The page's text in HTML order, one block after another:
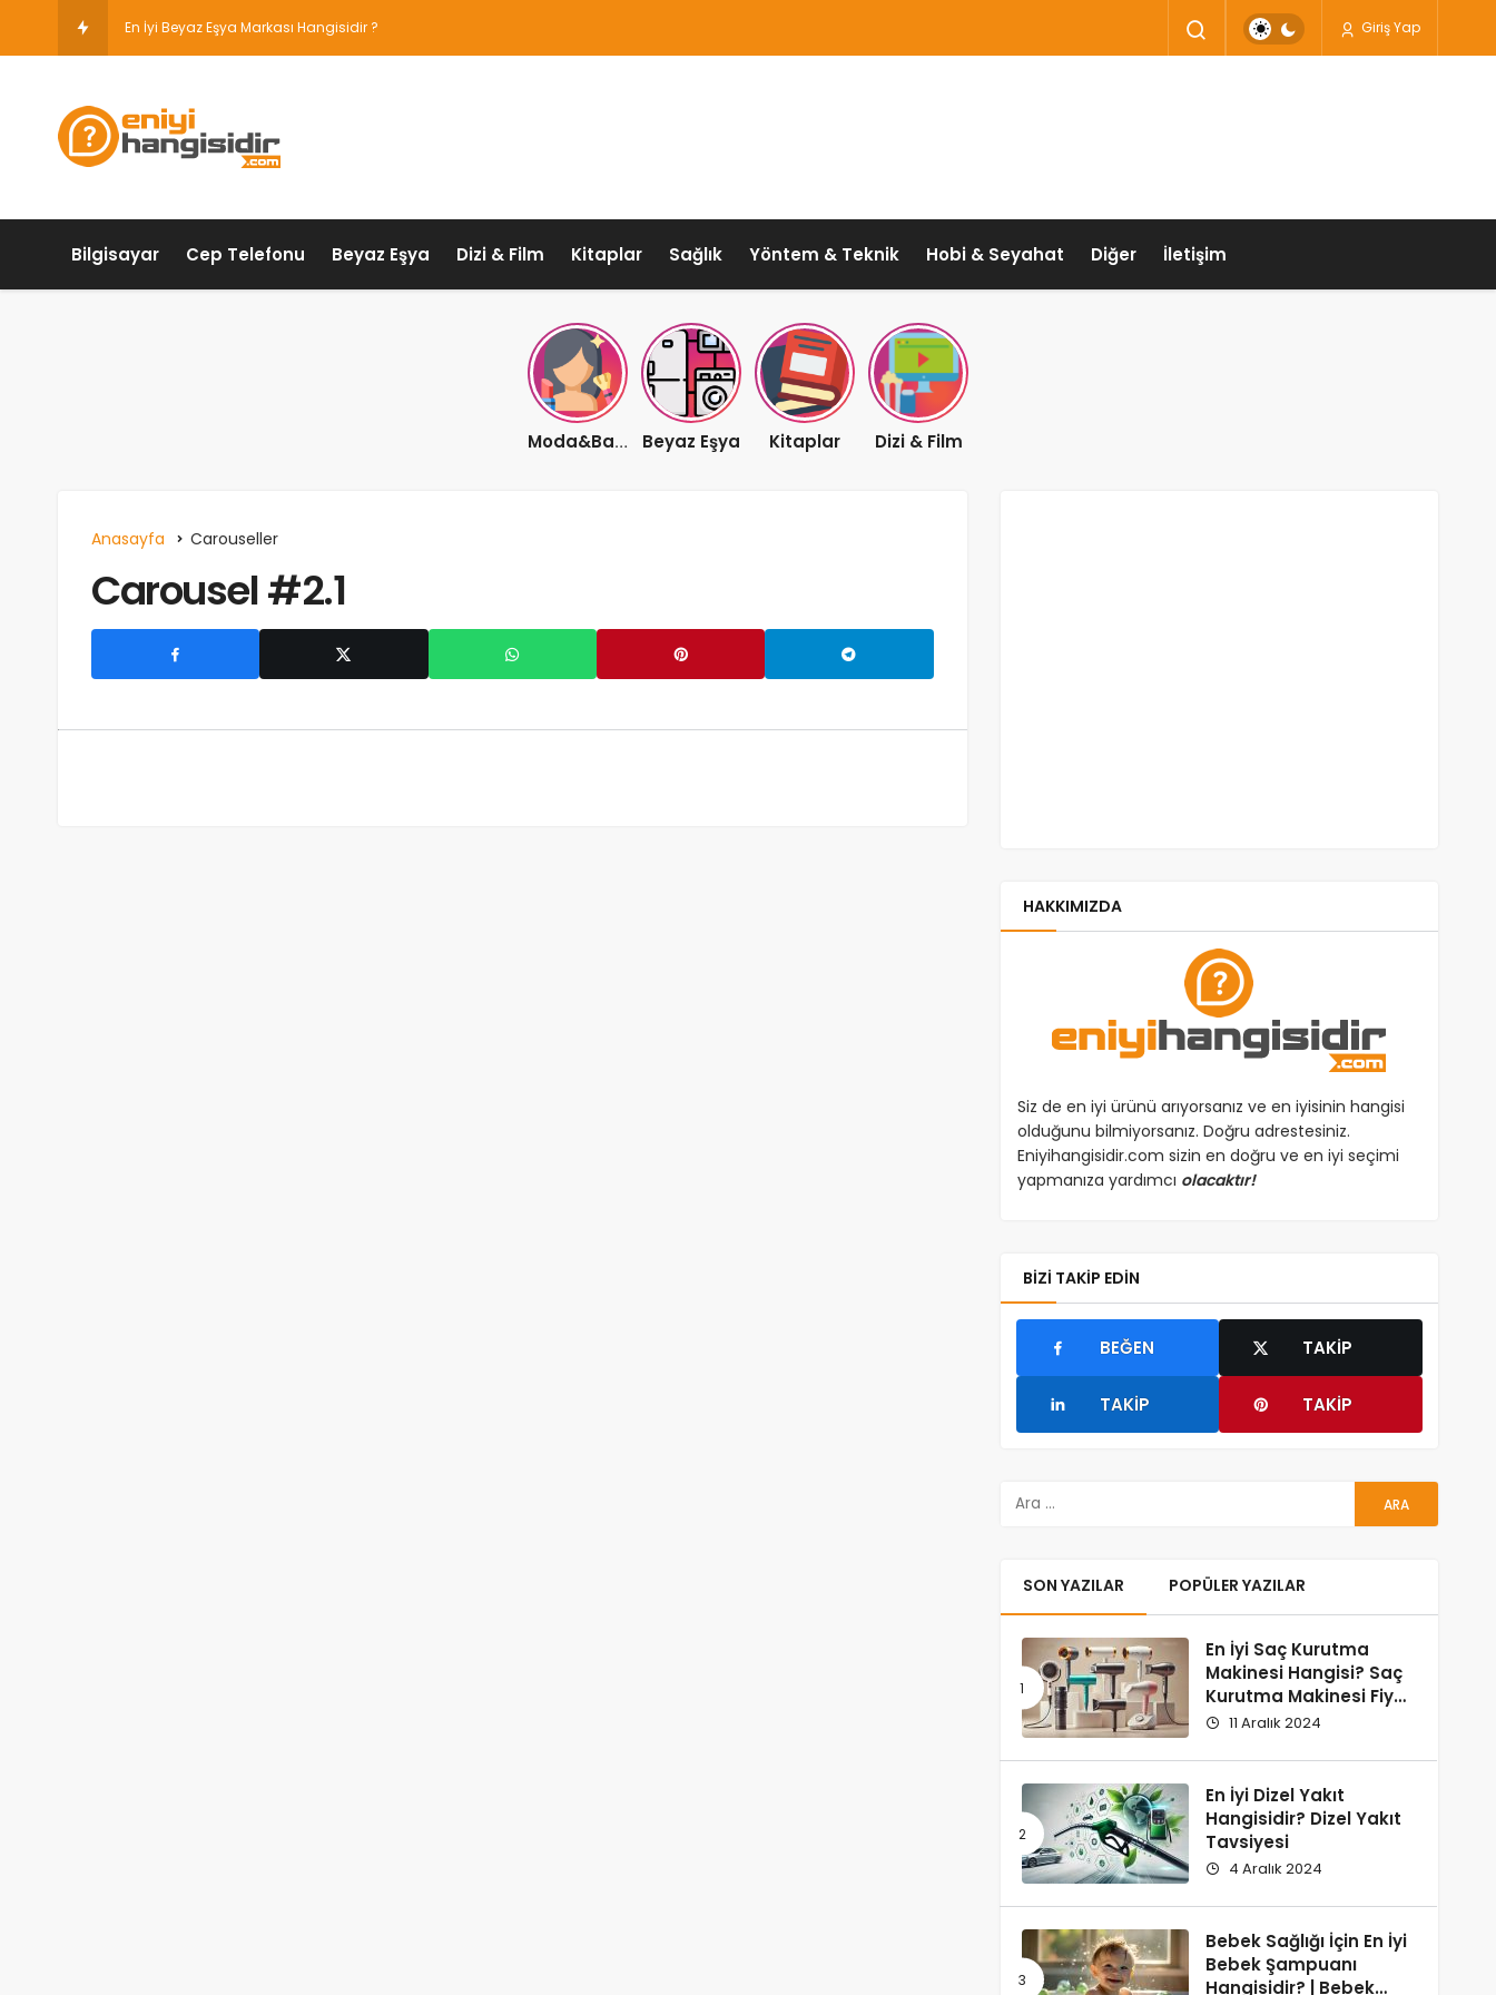
En İyi Beyaz Eşya Markası Hangisidir ? Giriş Yap
Bilgisayar Cep Telefonu Beyaz Eşya Dizi & Film Kitaplar Sağlık Yöntem & Teknik Hobi & Seyahat Diğer İletişim
Moda&Bakım Beyaz Eşya Kitaplar Dizi & Film
Anasayfa Carouseller
Carousel #2.1
HAKKIMIZDA
Siz de en iyi ürünü arıyorsanız ve en iyisinin hangisi
olduğunu bilmiyorsanız. Doğru adrestesiniz.
Eniyihangisidir.com sizin en doğru ve en iyi seçimi
yapmanıza yardımcı olacaktır!
BIZI TAKIP EDIN
BEĞEN TAKIP
TAKIP TAKIP
SON YAZILAR POPÜLER YAZILAR
En İyi Saç Kurutma
Makinesi Hangisi? Saç
Kurutma Makinesi Fiyat
ve Performans
11 Aralık 2024
En İyi Dizel Yakıt
Hangisidir? Dizel Yakıt
Tavsiyesi
4 Aralık 2024
Bebek Sağlığı İçin En İyi
Bebek Şampuanı
Hangisidir? | Bebek